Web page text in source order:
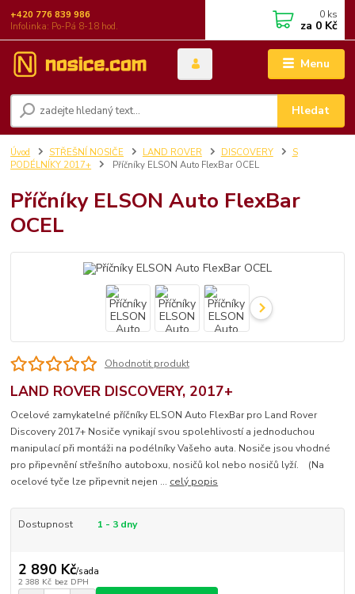
Menu
Hledat
+420 776 839 986
Infolinka: Po-Pá 8-18 hod.
0 ks
za 0 Kč
Úvod STŘEŠNÍ NOSIČE LAND ROVER DISCOVERY
S
PODÉLNÍKY 2017+
Příčníky ELSON Auto FlexBar OCEL
Příčníky ELSON Auto FlexBar
OCEL
Ohodnotit produkt
LAND ROVER DISCOVERY, 2017+
Ocelové zamykatelné příčníky ELSON Auto FlexBar pro Land Rover
Discovery 2017+ Nosiče vynikají svou spolehlivostí a jednoduchou
manipulací při montáži na podélníky Vašeho auta. Nosiče jsou vhodné
pro připevnění střešního autoboxu, nosičů kol nebo nosičů lyží. (Na
ocelové tyče lze připevnit nejen ... celý popis
Dostupnost 1 - 3 dny
2 890 Kč/sada
2 388 Kč bez DPH